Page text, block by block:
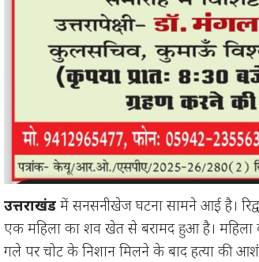
उत्तराखंड में सनसनीखेज घटना सामने आई है।
एक महिला का शव खेत से बरामद हुआ है। महिला
गले पर चोट के निशान मिलने के बाद हत्या की